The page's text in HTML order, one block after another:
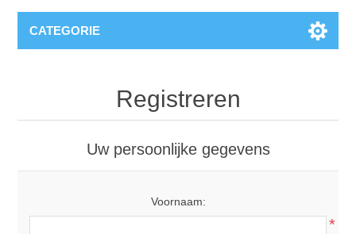
CATEGORIE
Registreren
Uw persoonlijke gegevens
Voornaam:
*